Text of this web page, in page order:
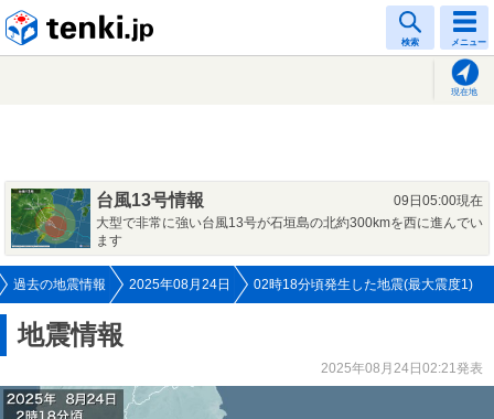
検索 メニュー
現在地
台風13号情報
09日05:00現在
大型で非常に強い台風13号が石垣島の北約300kmを西に進んでい
ます
過去の地震情報 2025年08月24日 02時18分頃発生した地震(最大震度1)
地震情報
2025年08月24日02:21発表